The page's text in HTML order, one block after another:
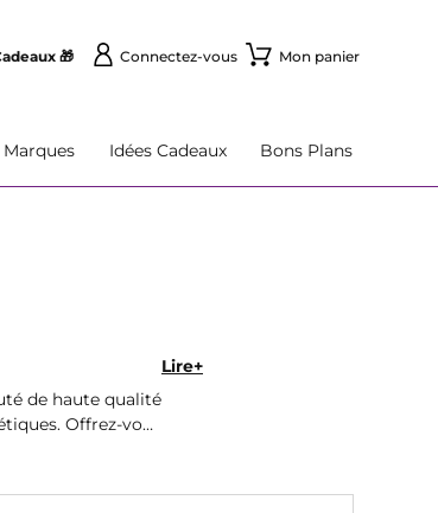
🎁 Connectez-vous Mon panier
Marques Idées Cadeaux Bons Plans
de haute qualité
Offrez-vous
Lire+